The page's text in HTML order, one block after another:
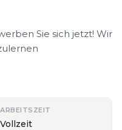
Sie sich jetzt! Wir
ARBEITSZEIT
Vollzeit